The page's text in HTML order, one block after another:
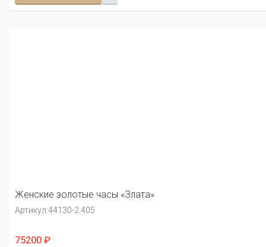
Женские золотые часы «Злата»
Артикул:44130-2.405
75200 ₽